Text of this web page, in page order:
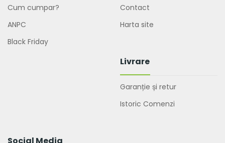
Cum cumpar?
ANPC
Black Friday
Contact
Harta site
Livrare
Garanție și retur
Istoric Comenzi
Social Media